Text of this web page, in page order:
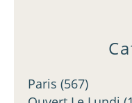
Paris (567)